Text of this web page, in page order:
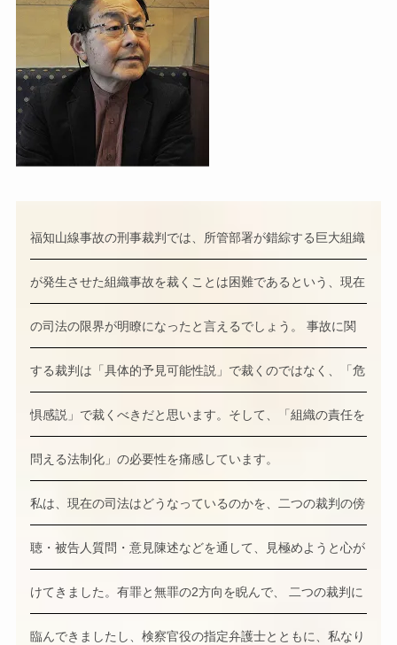
福知山線事故の刑事裁判では、所管部署が錯綜する巨大組織
が発生させた組織事故を裁くことは困難であるという、現在
の司法の限界が明瞭になったと言えるでしょう。 事故に関
する裁判は「具体的予見可能性説」で裁くのではなく、「危
惧感説」で裁くべきだと思います。そして、「組織の責任を
問える法制化」の必要性を痛感しています。
私は、現在の司法はどうなっているのかを、二つの裁判の傍
聴・被告人質問・意見陳述などを通して、見極めようと心が
けてきました。有罪と無罪の2方向を睨んで、 二つの裁判に
臨んできましたし、検察官役の指定弁護士とともに、私なり